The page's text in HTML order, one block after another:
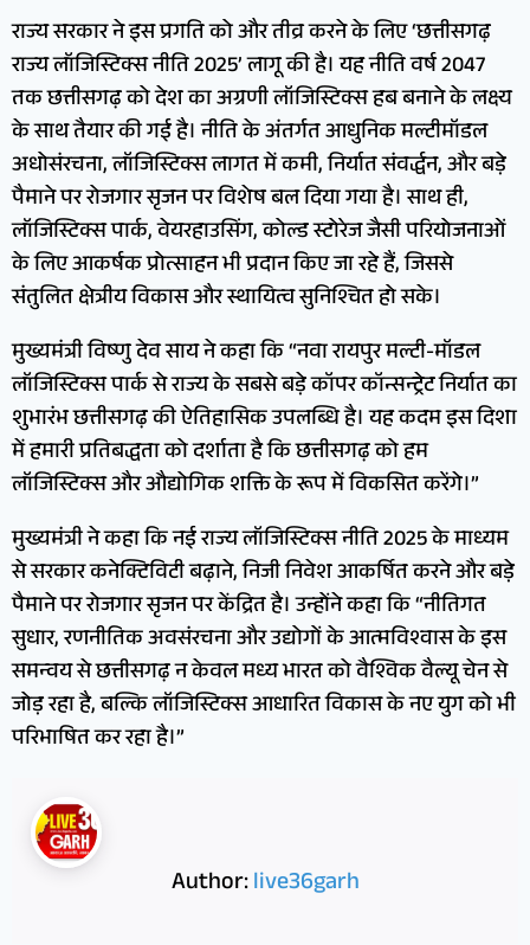
राज्य सरकार ने इस प्रगति को और तीव्र करने के लिए ‘छत्तीसगढ़
राज्य लॉजिस्टिक्स नीति 2025’ लागू की है। यह नीति वर्ष 2047
तक छत्तीसगढ़ को देश का अग्रणी लॉजिस्टिक्स हब बनाने के लक्ष्य
के साथ तैयार की गई है। नीति के अंतर्गत आधुनिक मल्टीमॉडल
अधोसंरचना, लॉजिस्टिक्स लागत में कमी, निर्यात संवर्द्धन, और बड़े
पैमाने पर रोजगार सृजन पर विशेष बल दिया गया है। साथ ही,
लॉजिस्टिक्स पार्क, वेयरहाउसिंग, कोल्ड स्टोरेज जैसी परियोजनाओं
के लिए आकर्षक प्रोत्साहन भी प्रदान किए जा रहे हैं, जिससे
संतुलित क्षेत्रीय विकास और स्थायित्व सुनिश्चित हो सके।
मुख्यमंत्री विष्णु देव साय ने कहा कि “नवा रायपुर मल्टी-मॉडल
लॉजिस्टिक्स पार्क से राज्य के सबसे बड़े कॉपर कॉन्सन्ट्रेट निर्यात का
शुभारंभ छत्तीसगढ़ की ऐतिहासिक उपलब्धि है। यह कदम इस दिशा
में हमारी प्रतिबद्धता को दर्शाता है कि छत्तीसगढ़ को हम
लॉजिस्टिक्स और औद्योगिक शक्ति के रूप में विकसित करेंगे।”
मुख्यमंत्री ने कहा कि नई राज्य लॉजिस्टिक्स नीति 2025 के माध्यम
से सरकार कनेक्टिविटी बढ़ाने, निजी निवेश आकर्षित करने और बड़े
पैमाने पर रोजगार सृजन पर केंद्रित है। उन्होंने कहा कि “नीतिगत
सुधार, रणनीतिक अवसंरचना और उद्योगों के आत्मविश्वास के इस
समन्वय से छत्तीसगढ़ न केवल मध्य भारत को वैश्विक वैल्यू चेन से
जोड़ रहा है, बल्कि लॉजिस्टिक्स आधारित विकास के नए युग को भी
परिभाषित कर रहा है।”
Author:live36garh